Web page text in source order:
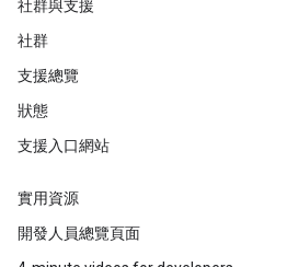
社群與支援
社群
支援總覽
狀態
支援入口網站
實用資源
開發人員總覽頁面